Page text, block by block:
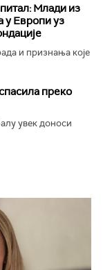
Млади из
у Европи уз
и признања које
преко
увек доноси